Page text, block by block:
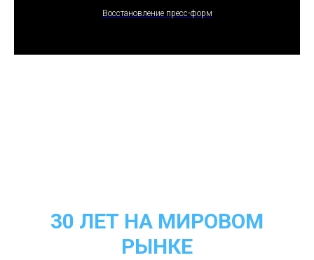
Восстановление пресс-форм
30 ЛЕТ НА МИРОВОМ
РЫНКЕ